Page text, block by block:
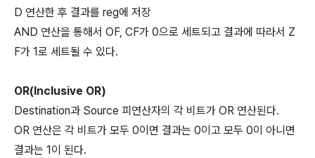
D 연산한 후 결과를 reg에 저장
AND 연산을 통해서 OF, CF가 0으로 세트되고 결과에 따라서 Z
F가 1로 세트될 수 있다.
OR(Inclusive OR)
Destination과 Source 피연산자의 각 비트가 OR 연산된다.
OR 연산은 각 비트가 모두 0이면 결과는 0이고 모두 0이 아니면
결과는 1이 된다.